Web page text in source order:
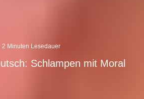
2 Minuten Lesedauer
Schlampen mit Moral